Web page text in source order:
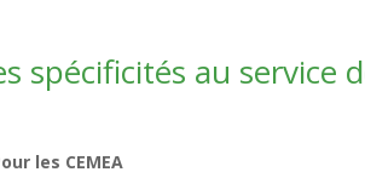
spécificités au service
les CEMEA